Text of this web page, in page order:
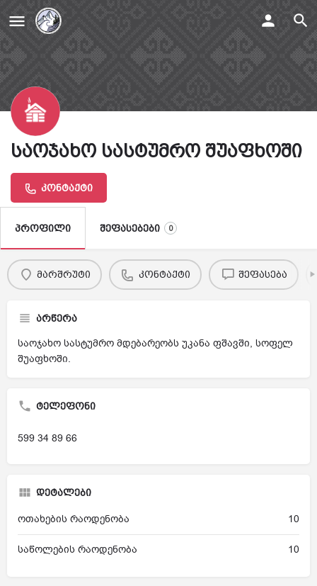
საოჯახო სასტუმრო შუაფხოში
კონტაქტი
პროფილი შეფასებები 0
მარშრუტი კონტაქტი შეფასება
არწერა
საოჯახო სასტუმრო მდებარეობს უკანა ფშავში, სოფელ
შუაფხოში.
ტელეფონი
599 34 89 66
დეტალები
ოთახების რაოდენობა 10
საწოლების რაოდენობა 10